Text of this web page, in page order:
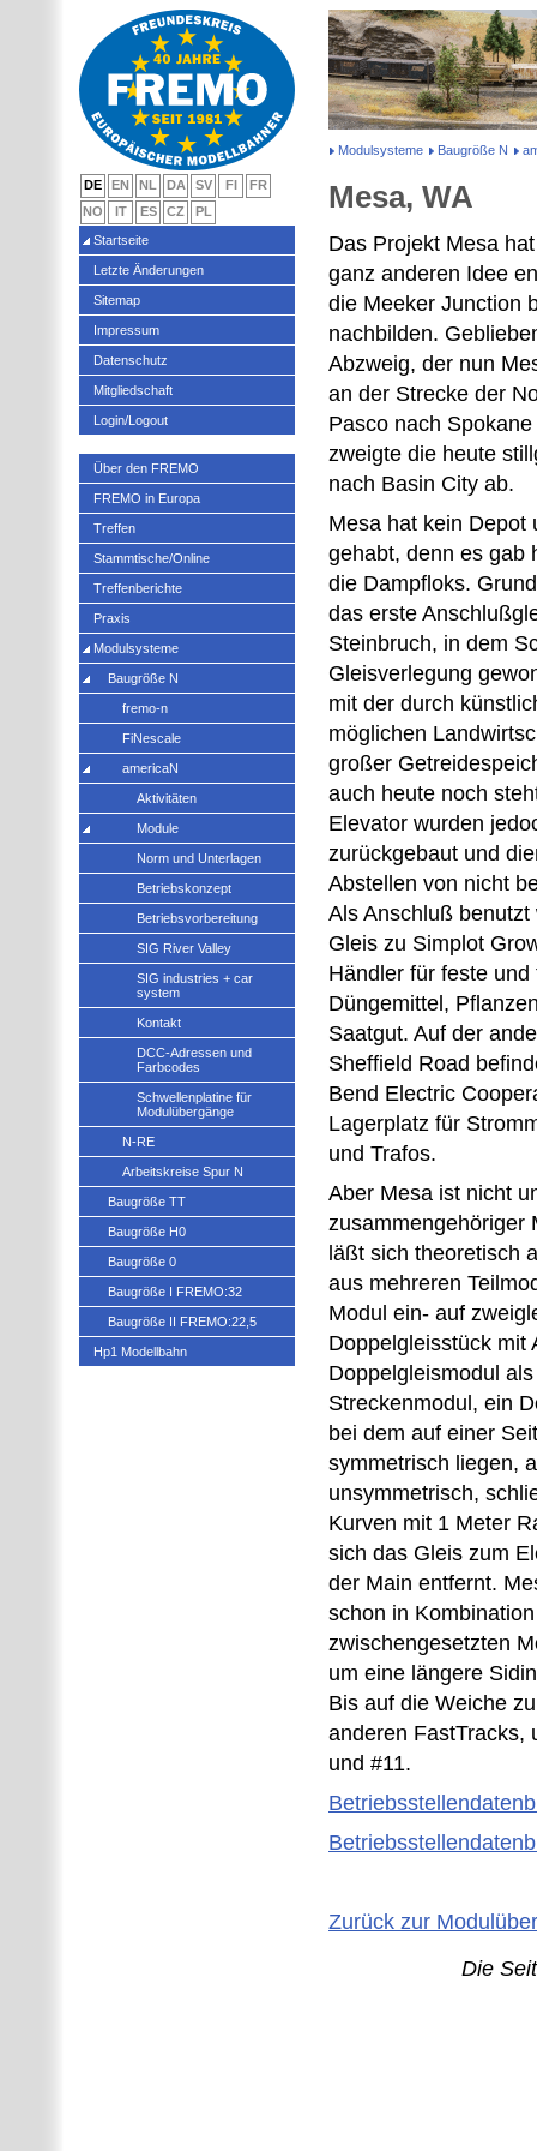
Modulsysteme Baugröße N
Mesa, WA
Das Projekt Mesa
ganz anderen Idee
die Meeker Junction
nachbilden.
Abzweig, der nun
an der Strecke der
Pasco nach
zweigte die heute
nach Basin City ab.
Mesa hat kein Depot
gehabt, denn es gab
die Dampfloks.
das erste
Steinbruch, in dem
Gleisverlegung
mit der durch
möglichen
großer
auch heute noch
Elevator wurden
zurückgebaut und
Abstellen von nicht
Als Anschluß
Gleis zu Simplot
Händler für feste und
Düngemittel,
Saatgut. Auf der
Sheffield Road
Bend Electric
Lagerplatz für
und Trafos.
Aber Mesa ist nicht
zusammengehöriger
läßt sich theoretisch
aus mehreren
Modul ein- auf
Doppelgleisstück mit
Doppelgleismodul
Streckenmodul, ein
bei dem auf einer
symmetrisch liegen,
unsymmetrisch,
Kurven mit 1 Meter
sich das Gleis zum
der Main entfernt.
schon in
zwischengesetzten
um eine längere
Bis auf die Weiche
anderen FastTracks,
und #11.
Zurück zur
Die
DE EN NL DA SV FI
FR
NO
IT ES CZ
PL
Startseite
Letzte Änderungen
Sitemap
Impressum
Datenschutz
Mitgliedschaft
Login/Logout
Über den FREMO
FREMO in Europa
Treffen
Stammtische/Online
Treffenberichte
Praxis
Modulsysteme
Baugröße N
fremo-n
FiNescale
americaN
Aktivitäten
Module
Norm und Unterlagen
Betriebskonzept
Betriebsvorbereitung
SIG River Valley
SIG industries + car
system
Kontakt
DCC-Adressen und
Farbcodes
Schwellenplatine für
Modulübergänge
N-RE
Arbeitskreise Spur N
Baugröße TT
Baugröße H0
Baugröße 0
Baugröße I FREMO:32
Baugröße II FREMO:22,5
Hp1 Modellbahn